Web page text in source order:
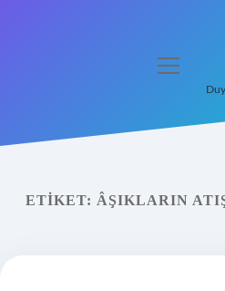
Yasal Uyarı
menüyü
ETIKET: ÂŞIKLARIN